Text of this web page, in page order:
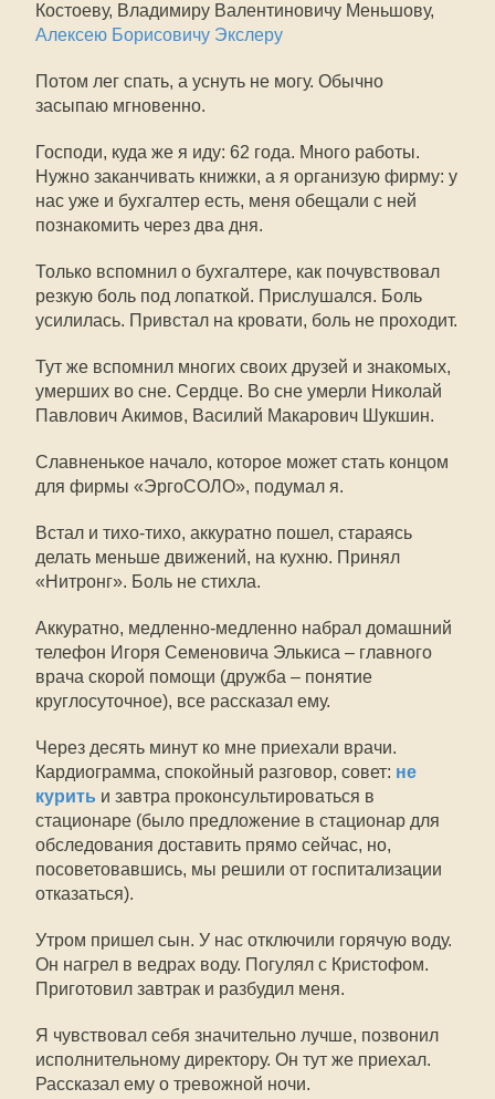
Костоеву, Владимиру Валентиновичу Меньшову,
Алексею Борисовичу Экслеру
Потом лег спать, а уснуть не могу. Обычно
засыпаю мгновенно.
Господи, куда же я иду: 62 года. Много работы.
Нужно заканчивать книжки, а я организую фирму: у
нас уже и бухгалтер есть, меня обещали с ней
познакомить через два дня.
Только вспомнил о бухгалтере, как почувствовал
резкую боль под лопаткой. Прислушался. Боль
усилилась. Привстал на кровати, боль не проходит.
Тут же вспомнил многих своих друзей и знакомых,
умерших во сне. Сердце. Во сне умерли Николай
Павлович Акимов, Василий Макарович Шукшин.
Славненькое начало, которое может стать концом
для фирмы «ЭргоСОЛО», подумал я.
Встал и тихо-тихо, аккуратно пошел, стараясь
делать меньше движений, на кухню. Принял
«Нитронг». Боль не стихла.
Аккуратно, медленно-медленно набрал домашний
телефон Игоря Семеновича Элькиса – главного
врача скорой помощи (дружба – понятие
круглосуточное), все рассказал ему.
Через десять минут ко мне приехали врачи.
Кардиограмма, спокойный разговор, совет: не
курить и завтра проконсультироваться в
стационаре (было предложение в стационар для
обследования доставить прямо сейчас, но,
посоветовавшись, мы решили от госпитализации
отказаться).
Утром пришел сын. У нас отключили горячую воду.
Он нагрел в ведрах воду. Погулял с Кристофом.
Приготовил завтрак и разбудил меня.
Я чувствовал себя значительно лучше, позвонил
исполнительному директору. Он тут же приехал.
Рассказал ему о тревожной ночи.